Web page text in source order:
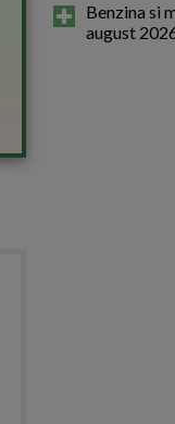
Benzina si
august